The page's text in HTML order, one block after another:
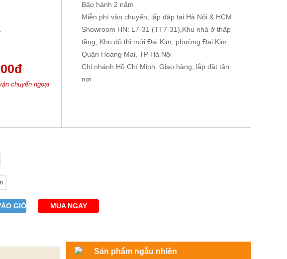
chuyển ngoại
Bảo hành 2 năm
Miễn phí vận chuyển, lắp đặp tại Hà Nội & HCM
Showroom HN: L7-31 (TT7-31),Khu nhà ở thấp
tầng, Khu đô thị mới Đại Kim, phường Đại Kim,
Quận Hoàng Mai, TP Hà Nội
Chi nhánh Hồ Chí Minh: Giao hàng, lắp đặt tận
nơi
GIỎ MUA NGAY
Sản phẩm ngẫu nhiên